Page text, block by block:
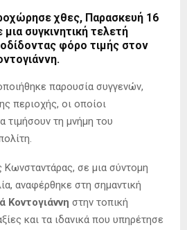
χθες, Παρασκευή 16
συγκινητική τελετή
φόρο τιμής στον
παρουσία συγγενών,
περιοχής, οι οποίοι
τιμήσουν τη μνήμη του
σε μια σύντομη
αναφέρθηκε στη σημαντική
Κοντογιάννη στην τοπική
και τα ιδανικά που υπηρέτησε